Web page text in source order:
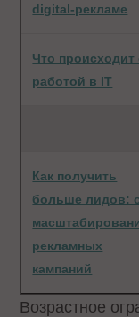
digital-рекламе
Что происходит
работой в IT
Как получить
больше лидов:
рекламных
кампаний
Возрастное